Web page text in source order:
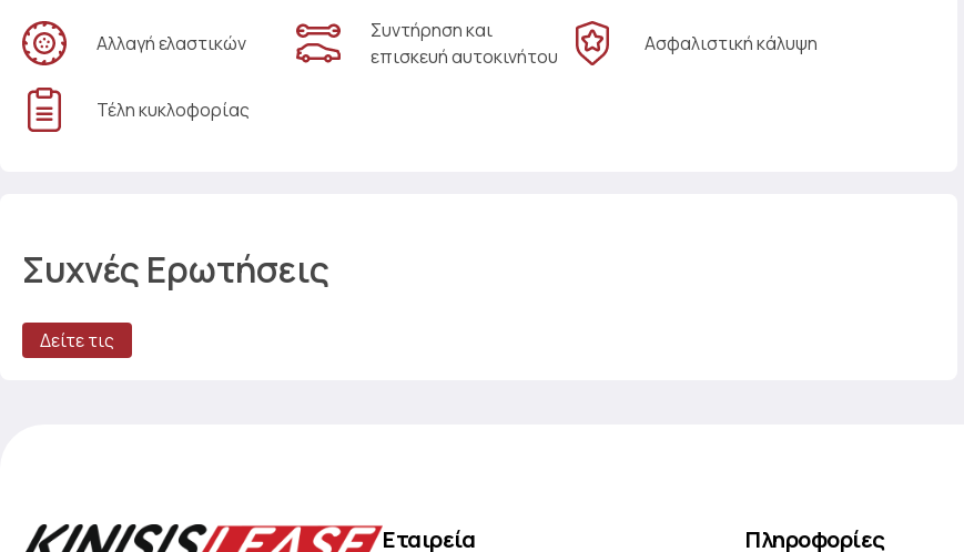
Αλλαγή ελαστικών
Συντήρηση και
επισκευή αυτοκινήτου
Ασφαλιστική κάλυψη
Τέλη κυκλοφορίας
Συχνές Ερωτήσεις
Δείτε τις
Εταιρεία Πληροφορίες